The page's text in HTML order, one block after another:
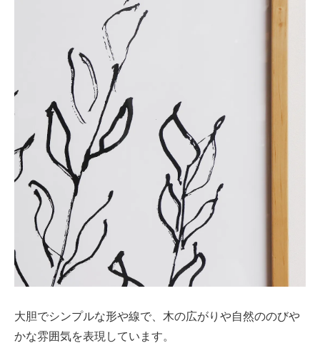
大胆でシンプルな形や線で、木の広がりや自然ののびや
かな雰囲気を表現しています。